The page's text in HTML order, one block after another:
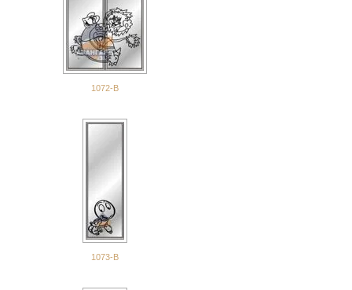
1072-В
1073-В